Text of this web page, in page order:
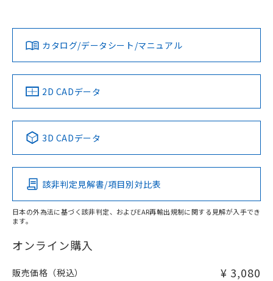
ダウンロードデータをご利用いただく前に、以下を必ずお読
みください。
ソフトウェアの使用条件
対応済み
中国 RoHS 注意事項・凡例
Pb Hg Cd Cr(VI)
O
在庫等で未対応品が混在する可能性があります。
問い合わせください。
LR型式承認
（イギリス
船舶規格）
DNV型式承認
（ノルウェー
BV型式承認
（フランス
KR型式
（韓国
No No No No
この製品の規格認証/適合状況ページへ
その他の認証はこちらのページからご検索ください
カタログ/データシート/マニュアル
2D CADデータ
3D CADデータ
該非判定見解書/項目別対比表
日本の外為法に基づく該非判定、およびEAR再輸出規制に関する見解が入手でき
ます。
オンライン購入
販売価格（税込） ¥ 3,080